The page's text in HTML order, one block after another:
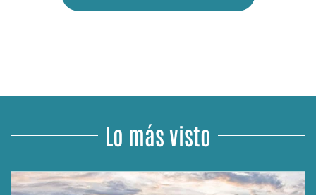
Lo más visto